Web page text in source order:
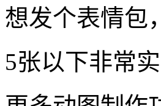
想发个表情包
5张以下非常